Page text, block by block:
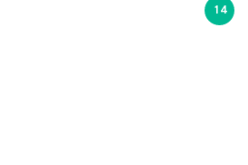
14